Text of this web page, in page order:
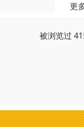
更
被浏览过